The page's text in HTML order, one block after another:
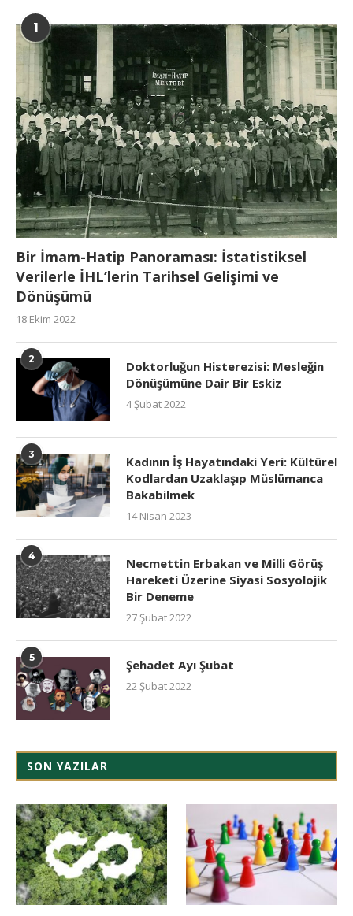
1
Bir İmam-Hatip Panoraması: İstatistiksel
Verilerle İHL’lerin Tarihsel Gelişimi ve
Dönüşümü
18 Ekim 2022
2
Doktorluğun Histerezisi: Mesleğin
Dönüşümüne Dair Bir Eskiz
4 Şubat 2022
3
Kadının İş Hayatındaki Yeri: Kültürel
Kodlardan Uzaklaşıp Müslümanca
Bakabilmek
14 Nisan 2023
4
Necmettin Erbakan ve Milli Görüş
Hareketi Üzerine Siyasi Sosyolojik
Bir Deneme
27 Şubat 2022
5 Şehadet Ayı Şubat
22 Şubat 2022
SON YAZILAR